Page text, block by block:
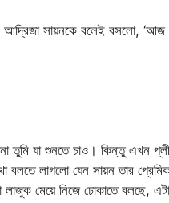
আদ্রিজা সায়নকে বলেই বসলো,
তুমি যা শুনতে চাও। কিন্তু এখন
বলতে লাগলো যেন সায়ন তার
মেয়ে নিজে ঢোকাতে বলছে,